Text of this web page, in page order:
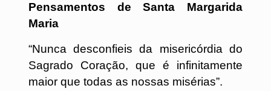
Pensamentos de Santa Margarida
Maria
“Nunca desconfieis da misericórdia do
Sagrado Coração, que é infinitamente
maior que todas as nossas misérias”.